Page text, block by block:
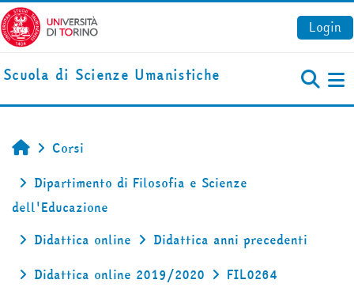
Vai al contenuto principale
Login
Scuola di Scienze Umanistiche
Home
Corsi
Dipartimento di Filosofia e Scienze
dell'Educazione
Didattica online
Didattica anni precedenti
Didattica online 2019/2020
FIL0264